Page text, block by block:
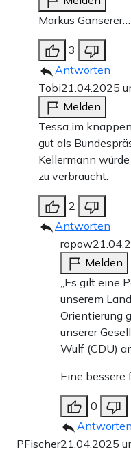
Markus Ganserer…
3
Antworten
Tobi21.04.2025
Melden
Tessa im
gut als
Kellermann
zu verbraucht.
2
Antworten
ropow
Melden
„Es gilt eine
unserem
Orientierung
unserer
Wulf (CDU)
Eine bessere
0
Antworten
PFischer21.04.2025